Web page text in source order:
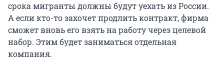
срока мигранты должны будут уехать из России.
А если кто-то захочет продлить контракт, фирма
сможет вновь его взять на работу через целевой
набор. Этим будет заниматься отдельная
компания.